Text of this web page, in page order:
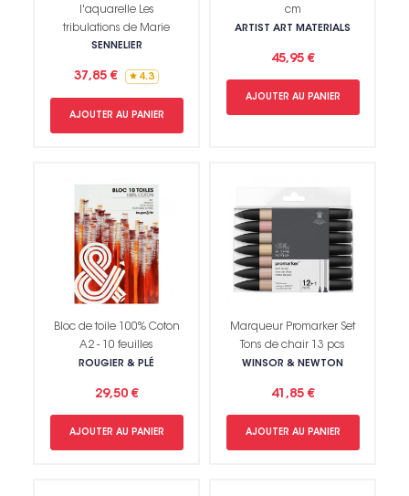
l'aquarelle Les
tribulations de Marie
SENNELIER
37,85 € 4.3
AJOUTER AU PANIER
cm
ARTIST ART MATERIALS
45,95 €
AJOUTER AU PANIER
Bloc de toile 100% Coton
A2 - 10 feuilles
ROUGIER & PLÉ
29,50 €
AJOUTER AU PANIER
Marqueur Promarker Set
Tons de chair 13 pcs
WINSOR & NEWTON
41,85 €
AJOUTER AU PANIER